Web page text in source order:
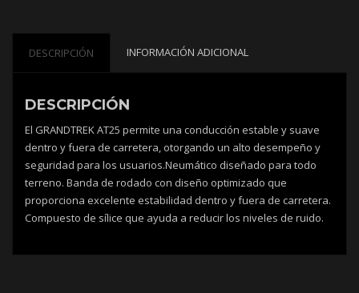
DESCRIPCIÓN INFORMACIÓN ADICIONAL
DESCRIPCIÓN
El GRANDTREK AT25 permite una conducción estable y suave
dentro y fuera de carretera, otorgando un alto desempeño y
seguridad para los usuarios.Neumático diseñado para todo
terreno. Banda de rodado con diseño optimizado que
proporciona excelente estabilidad dentro y fuera de carretera.
Compuesto de sílice que ayuda a reducir los niveles de ruido.